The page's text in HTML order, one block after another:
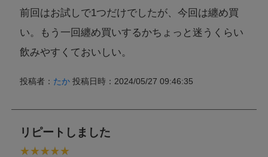
前回はお試しで1つだけでしたが、今回は纏め買
い。もう一回纏め買いするかちょっと迷うくらい
飲みやすくておいしい。
投稿者： たか 投稿日時：2024/05/27 09:46:35
リピートしました